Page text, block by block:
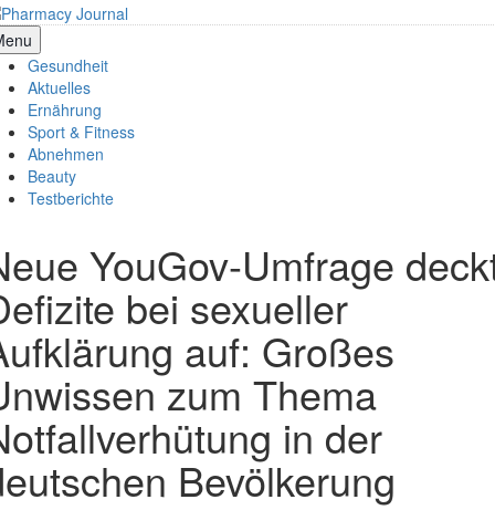
Skip
to
content
Journal
Gesundheit
Aktuelles
Ernährung
Sport & Fitness
Abnehmen
Beauty
Testberichte
YouGov-Umfrage
bei sexueller
auf: Großes
zum Thema
in der
Bevölkerung